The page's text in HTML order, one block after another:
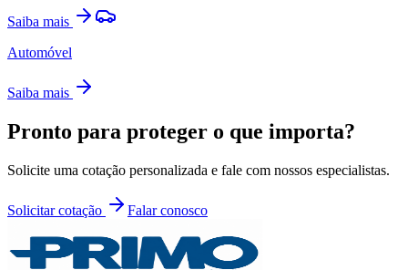
Saiba mais
Automóvel
Saiba mais
Pronto para proteger o que importa?
Solicite uma cotação personalizada e fale com nossos especialistas.
Solicitar cotação Falar conosco